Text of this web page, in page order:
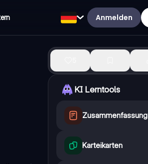
Anmelden
KI Lerntools
Zusammenfassung
Karteikarten